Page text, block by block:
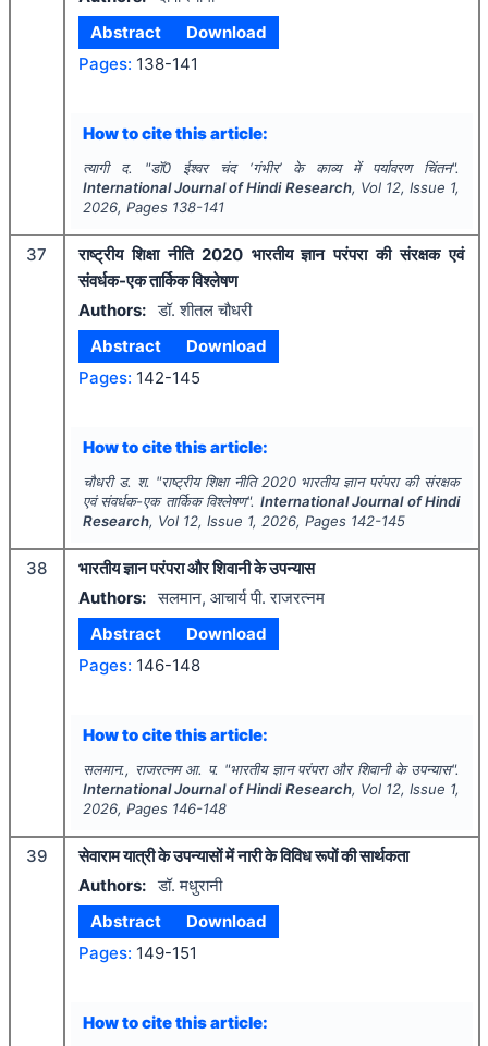
Abstract
Download
Pages: 138-141
How to cite this article:
त्यागी द. "डॉ0 ईश्वर चंद ‘गंभीर’ के काव्य में पर्यावरण चिंतन".
International Journal of Hindi Research, Vol 12, Issue 1,
2026, Pages 138-141
37
राष्ट्रीय शिक्षा नीति 2020 भारतीय ज्ञान परंपरा की संरक्षक एवं
संवर्धक-एक तार्किक विश्लेषण
Authors: डॉ. शीतल चौधरी
Abstract
Download
Pages: 142-145
How to cite this article:
चौधरी ड. श. "राष्ट्रीय शिक्षा नीति 2020 भारतीय ज्ञान परंपरा की संरक्षक
एवं संवर्धक-एक तार्किक विश्लेषण". International Journal of Hindi
Research, Vol 12, Issue 1, 2026, Pages 142-145
38
भारतीय ज्ञान परंपरा और शिवानी के उपन्यास
Authors: सलमान, आचार्य पी. राजरत्नम
Abstract
Download
Pages: 146-148
How to cite this article:
सलमान., राजरत्नम आ. प. "भारतीय ज्ञान परंपरा और शिवानी के उपन्यास".
International Journal of Hindi Research, Vol 12, Issue 1,
2026, Pages 146-148
39
सेवाराम यात्री के उपन्यासों में नारी के विविध रूपों की सार्थकता
Authors: डॉ. मधुरानी
Abstract
Download
Pages: 149-151
How to cite this article: